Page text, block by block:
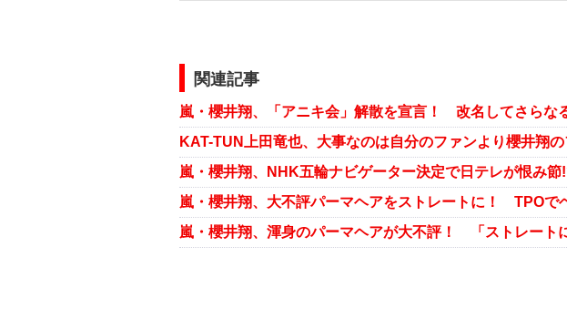
関連記事
嵐・櫻井翔、「アニキ会」解散を宣言！ 改名してさらな